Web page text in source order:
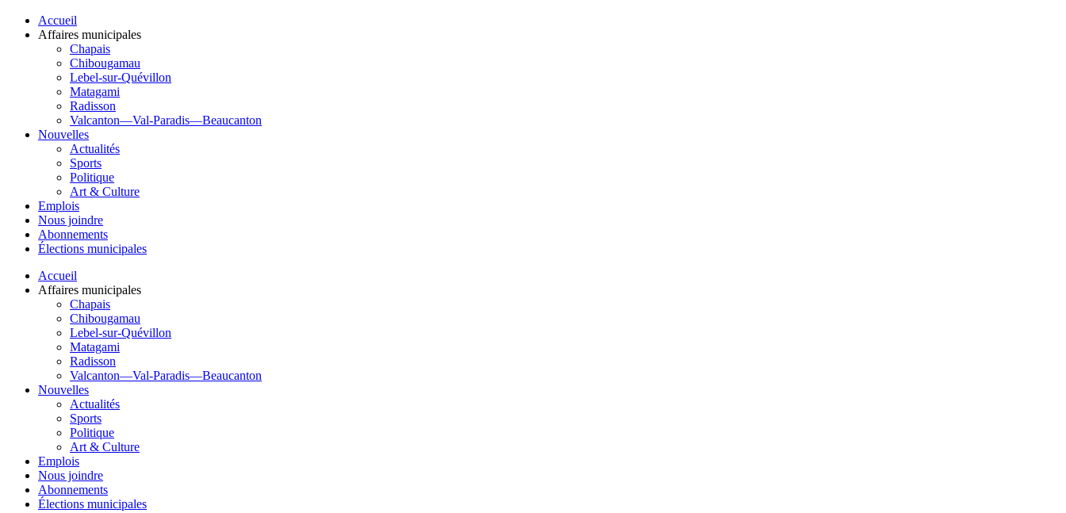
Accueil
Affaires municipales
Chapais
Chibougamau
Lebel-sur-Quévillon
Matagami
Radisson
Valcanton—Val-Paradis—Beaucanton
Nouvelles
Actualités
Sports
Politique
Art & Culture
Emplois
Nous joindre
Abonnements
Élections municipales
Accueil
Affaires municipales
Chapais
Chibougamau
Lebel-sur-Quévillon
Matagami
Radisson
Valcanton—Val-Paradis—Beaucanton
Nouvelles
Actualités
Sports
Politique
Art & Culture
Emplois
Nous joindre
Abonnements
Élections municipales